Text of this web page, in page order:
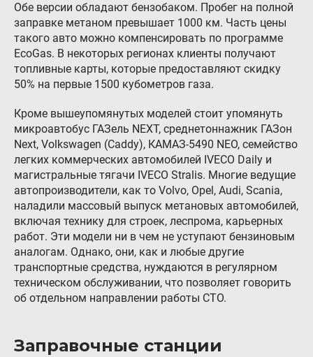
Обе версии обладают бензобаком. Пробег на полной
заправке метаном превышает 1000 км. Часть цены
такого авто можно компенсировать по программе
EcoGas. В некоторых регионах клиенты получают
топливные карты, которые предоставляют скидку
50% на первые 1500 кубометров газа.
Кроме вышеупомянутых моделей стоит упомянуть
микроавтобус ГАЗель NEXT, среднетоннажник ГАЗон
Next, Volkswagen (Caddy), КАМАЗ-5490 NEO, семейство
легких коммерческих автомобилей IVECO Daily и
магистральные тягачи IVECO Stralis. Многие ведущие
автопроизводители, как то Volvo, Opel, Audi, Scania,
наладили массовый выпуск метановых автомобилей,
включая технику для строек, леспрома, карьерных
работ. Эти модели ни в чем не уступают бензиновым
аналогам. Однако, они, как и любые другие
транспортные средства, нуждаются в регулярном
техническом обслуживании, что позволяет говорить
об отдельном направлении работы СТО.
Заправочные станции